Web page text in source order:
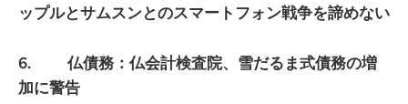
ップルとサムスンとのスマートフォン戦争を諦めない
6. 仏債務：仏会計検査院、雪だるま式債務の増
加に警告